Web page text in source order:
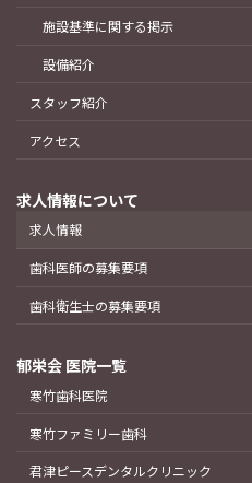
施設基準に関する掲示
設備紹介
スタッフ紹介
アクセス
求人情報について
求人情報
歯科医師の募集要項
歯科衛生士の募集要項
郁栄会 医院一覧
寒竹歯科医院
寒竹ファミリー歯科
君津ピースデンタルクリニック